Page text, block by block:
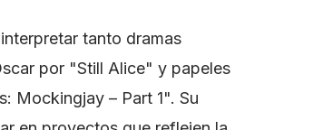
tanto dramas
por "Still Alice" y papeles
Mockingjay – Part 1". Su